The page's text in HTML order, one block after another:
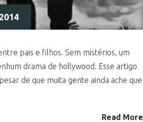
pais e filhos. Sem mistérios, um
drama de hollywood. Esse artigo
de que muita gente ainda ache que
Read More